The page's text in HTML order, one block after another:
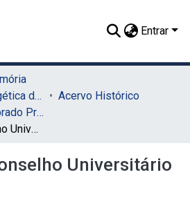
Entrar
07.2 - Coleção Imagética do SIB
Acervo Histórico
1954 a 1962 - Reitorado Prof. Manuel Rodrigues Filho
Reunião do Conselho Universitário da UFRPE
Universitário